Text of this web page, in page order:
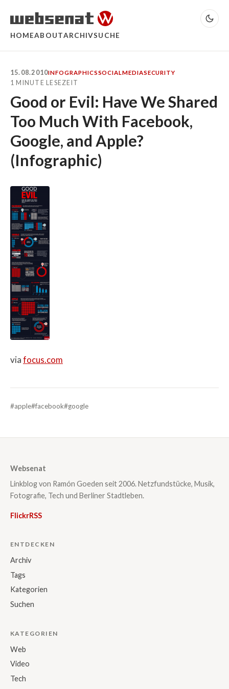
HOMEABOUTARCHIVSUCHE
15.08.2010INFOGRAPHICSSOCIALMEDIASECURITY
1 MINUTE LESEZEIT
Good or Evil: Have We Shared
Too Much With Facebook,
Google, and Apple?
(Infographic)
viafocus.com
#apple#facebook#google
Websenat
Linkblog von Ramón Goeden seit 2006. Netzfundstücke, Musik,
Fotografie, Tech und Berliner Stadtleben.
FlickrRSS
ENTDECKEN
Archiv
Tags
Kategorien
Suchen
KATEGORIEN
Web
Video
Tech